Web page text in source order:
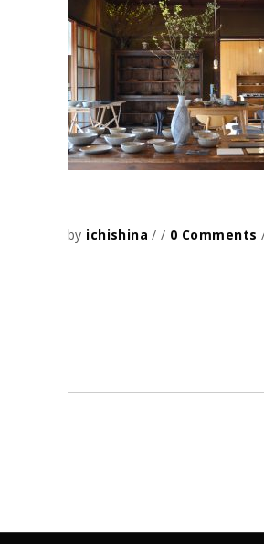
by ichishina 0 Comments